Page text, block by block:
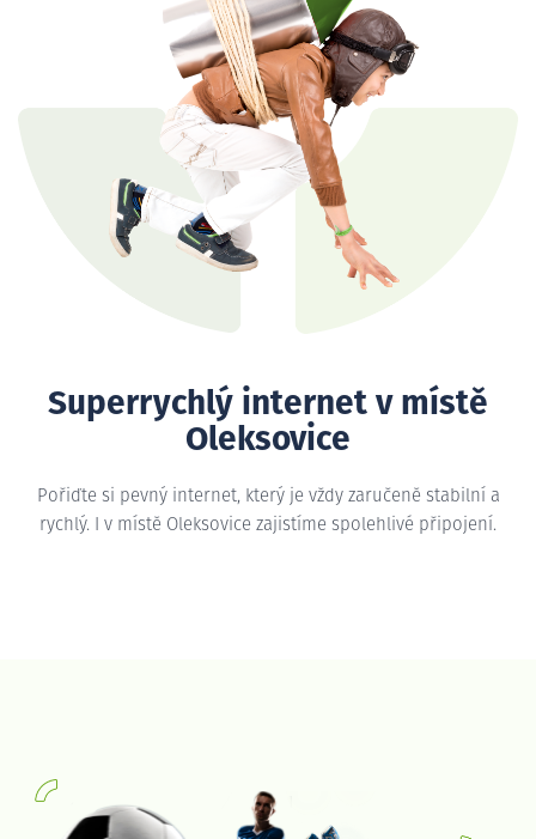
Superrychlý internet v místě
Oleksovice
Pořiďte si pevný internet, který je vždy zaručeně stabilní a
rychlý. I v místě Oleksovice zajistíme spolehlivé připojení.